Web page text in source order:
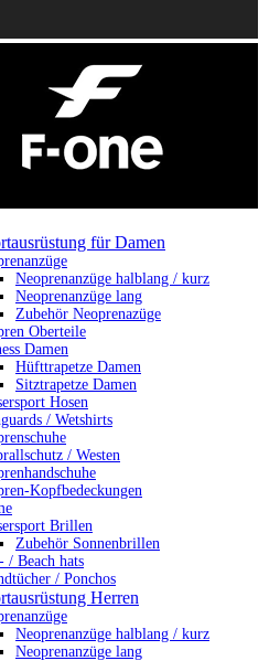
für Damen
Neoprenanzüge halblang / kurz
Neoprenanzüge lang
Zubehör Neoprenazüge
Oberteile
Damen
Hüfttrapetze Damen
Sitztrapetze Damen
Hosen
/ Wetshirts
/ Westen
Kopfbedeckungen
Brillen
Zubehör Sonnenbrillen
/ Beach hats
/ Ponchos
Herren
Neoprenanzüge halblang / kurz
Neoprenanzüge lang